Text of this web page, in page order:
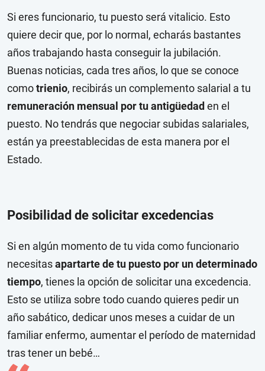
Si eres funcionario, tu puesto será vitalicio. Esto
quiere decir que, por lo normal, echarás bastantes
años trabajando hasta conseguir la jubilación.
Buenas noticias, cada tres años, lo que se conoce
comotrienio, recibirás un complemento salarial a tu
remuneración mensual por tu antigüedaden el
puesto. No tendrás que negociar subidas salariales,
están ya preestablecidas de esta manera por el
Estado.
Posibilidad de solicitar excedencias
Si en algún momento de tu vida como funcionario
necesitasapartarte de tu puesto por un determinado
tiempo, tienes la opción de solicitar una excedencia.
Esto se utiliza sobre todo cuando quieres pedir un
año sabático, dedicar unos meses a cuidar de un
familiar enfermo, aumentar el período de maternidad
tras tener un bebé…